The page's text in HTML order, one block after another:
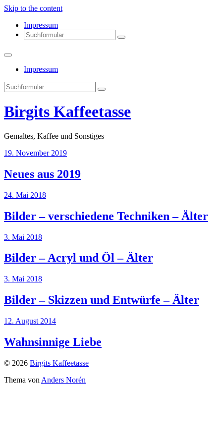
Skip to the content
Impressum
Search
Impressum
Search
Birgits Kaffeetasse
Gemaltes, Kaffee und Sonstiges
19. November 2019
Neues aus 2019
24. Mai 2018
Bilder – verschiedene Techniken – Älter
3. Mai 2018
Bilder – Acryl und Öl – Älter
3. Mai 2018
Bilder – Skizzen und Entwürfe – Älter
12. August 2014
Wahnsinnige Liebe
© 2026 Birgits Kaffeetasse
Thema von Anders Norén